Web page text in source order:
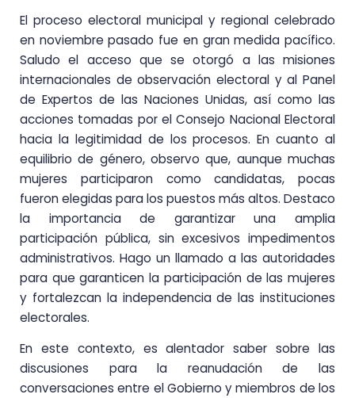
El proceso electoral municipal y regional celebrado
en noviembre pasado fue en gran medida pacífico.
Saludo el acceso que se otorgó a las misiones
internacionales de observación electoral y al Panel
de Expertos de las Naciones Unidas, así como las
acciones tomadas por el Consejo Nacional Electoral
hacia la legitimidad de los procesos. En cuanto al
equilibrio de género, observo que, aunque muchas
mujeres participaron como candidatas, pocas
fueron elegidas para los puestos más altos. Destaco
la importancia de garantizar una amplia
participación pública, sin excesivos impedimentos
administrativos. Hago un llamado a las autoridades
para que garanticen la participación de las mujeres
y fortalezcan la independencia de las instituciones
electorales.
En este contexto, es alentador saber sobre las
discusiones para la reanudación de las
conversaciones entre el Gobierno y miembros de los